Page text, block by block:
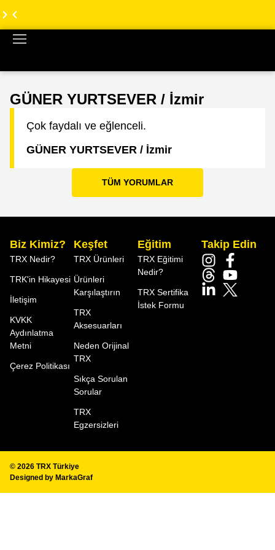
TRX
Sitesi
TRX
Sitesi
GÜNER YURTSEVER / İzmir
Çok faydalı ve eğlenceli.
GÜNER YURTSEVER / İzmir
TÜM YORUMLAR
Biz Kimiz?
TRX Nedir?
TRK'in Hikayesi
İletişim
KVKK
Aydınlatma
Metni
Çerez Politikası
Keşfet
TRX Ürünleri
Ürünleri
Karşılaştırın
TRX
Aksesuarları
Neden Orijinal
TRX
Sıkça Sorulan
Sorular
TRX
Egzersizleri
Eğitim
TRX Eğitimi
Nedir?
TRX Sertifika
İstek Formu
Takip Edin
© 2026 TRX Türkiye
Designed by MarkaGraf